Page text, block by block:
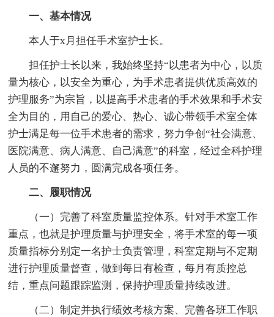
一、基本情况
本人于x月担任手术室护士长。
担任护士长以来，我始终坚持“以患者为中心，以质
量为核心，以安全为重心，为手术患者提供优质高效的
护理服务”为宗旨，以提高手术患者的手术效果和手术安
全为目的，用自己的爱心、热心、诚心带领手术室全体
护士满足每一位手术患者的需求，努力争创“社会满意、
医院满意、病人满意、自己满意”的科室，经过全科护理
人员的不邂努力，圆满完成各项任务。
二、履职情况
（一）完善了科室质量监控体系。针对手术室工作
重点，也就是护理质量与护理安全，将手术室的每一项
质量指标分别定一名护士负责管理，科室定期与不定期
进行护理质量督查，做到每日有检查，每月有质控总
结，重点问题跟踪监测，保持护理质量持续改进。
（二）制定并执行绩效考核方案、完善各班工作职